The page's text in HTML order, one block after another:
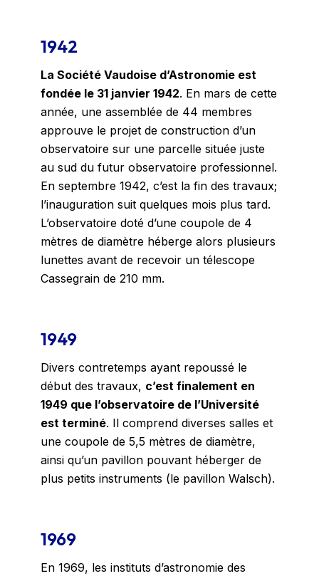
1942
La Société Vaudoise d’Astronomie est
fondée le 31 janvier 1942. En mars de cette
année, une assemblée de 44 membres
approuve le projet de construction d’un
observatoire sur une parcelle située juste
au sud du futur observatoire professionnel.
En septembre 1942, c’est la fin des travaux;
l’inauguration suit quelques mois plus tard.
L’observatoire doté d’une coupole de 4
mètres de diamètre héberge alors plusieurs
lunettes avant de recevoir un télescope
Cassegrain de 210 mm.
1949
Divers contretemps ayant repoussé le
début des travaux, c’est finalement en
1949 que l’observatoire de l’Université
est terminé. Il comprend diverses salles et
une coupole de 5,5 mètres de diamètre,
ainsi qu’un pavillon pouvant héberger de
plus petits instruments (le pavillon Walsch).
1969
En 1969, les instituts d’astronomie des